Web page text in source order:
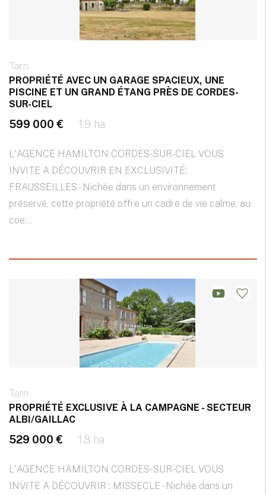
Tarn
PROPRIÉTÉ AVEC UN GARAGE SPACIEUX, UNE
PISCINE ET UN GRAND ÉTANG PRÈS DE CORDES-
SUR-CIEL
599 000 € 1.9 ha
L'AGENCE HAMILTON CORDES-SUR-CIEL VOUS
INVITE A DÉCOUVRIR EN EXCLUSIVITÉ:
FRAUSSEILLES - Nichée dans un environnement
préservé, cette propriété offre un cadre de vie calme, au
coe...
Tarn
PROPRIÉTÉ EXCLUSIVE À LA CAMPAGNE - SECTEUR
ALBI/GAILLAC
529 000 € 1.8 ha
L'AGENCE HAMILTON CORDES-SUR-CIEL VOUS
INVITE A DÉCOUVRIR : MISSECLE - Nichée dans un